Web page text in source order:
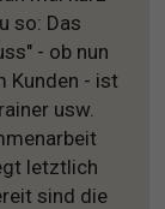
so: Das
- ob nun
Kunden - ist
usw.
letztlich
sind die